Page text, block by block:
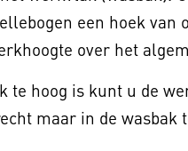
een hoek van
over het
te hoog is kunt u de
maar in de wasbak